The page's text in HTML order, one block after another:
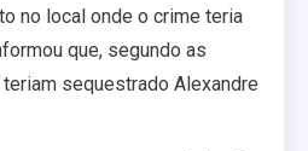
no local onde o crime teria
que, segundo as
sequestrado Alexandre